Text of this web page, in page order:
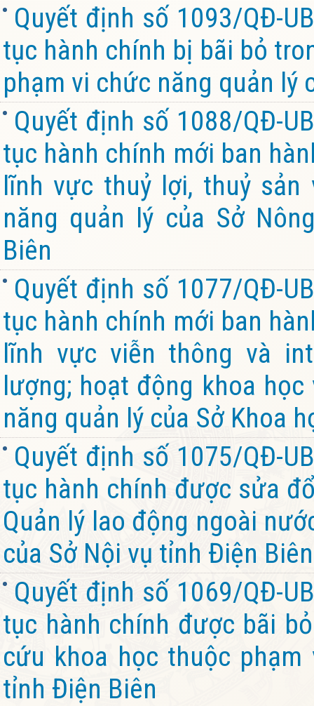
Quyết định số 1093/QĐ-
tục hành chính bị bãi bỏ
phạm vi chức năng quản lý
Quyết định số 1088/QĐ-
tục hành chính mới ban
lĩnh vực thuỷ lợi, thuỷ
năng quản lý của Sở
Biên
Quyết định số 1077/QĐ-
tục hành chính mới ban
lĩnh vực viễn thông và
lượng; hoạt động khoa
năng quản lý của Sở Khoa
Quyết định số 1075/QĐ-
tục hành chính được sửa
Quản lý lao động ngoài
của Sở Nội vụ tỉnh Điện Biên
Quyết định số 1069/QĐ-
tục hành chính được bãi
cứu khoa học thuộc
tỉnh Điện Biên